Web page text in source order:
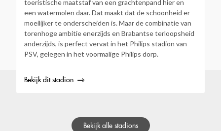
toeristische maatstaf van een grachtenpand hier en
een watermolen daar. Dat maakt dat de schoonheid er
moeilijker te onderscheiden is. Maar de combinatie van
torenhoge ambitie enerzijds en Brabantse terloopsheid
anderzijds, is perfect vervat in het Philips stadion van
PSV, gelegen in het voormalige Philips dorp.
Bekijk dit stadion
Bekijk alle stadions